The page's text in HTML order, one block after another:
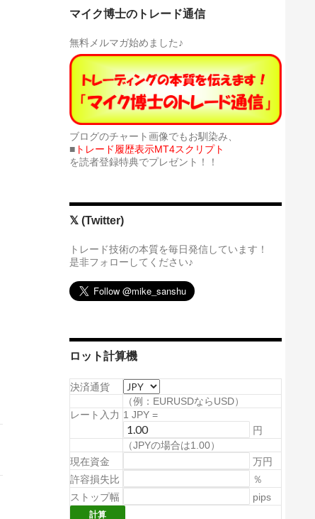
マイク博士のトレード通信
無料メルマガ始めました♪
ブログのチャート画像でもお馴染み、
■ トレード履歴表示MT4スクリプト
を読者登録特典でプレゼント！！
𝕏 (Twitter)
トレード技術の本質を毎日発信しています！
是非フォローしてください♪
ロット計算機
決済通貨
（例：EURUSDならUSD）
レート入力 1 JPY =
円
（JPYの場合は1.00）
現在資金
万円
許容損失比
％
ストップ幅
pips